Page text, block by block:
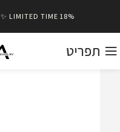
18% OFF • USE CODE
✨ LIMITED TIME
תפריט